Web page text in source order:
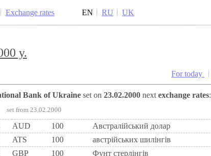
Exchange rates EN RU UK
y.
For today
Bank of Ukraine set on 23.02.2000 next exchange rates:
set from 23.02.2000
AUD 100 Австралійський долар
ATS 100 австрiйських шилiнгiв
GBP 100 Фунт стерлінгів